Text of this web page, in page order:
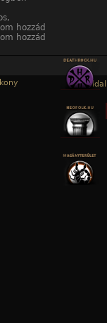
hozzád
hozzád
« Főoldal